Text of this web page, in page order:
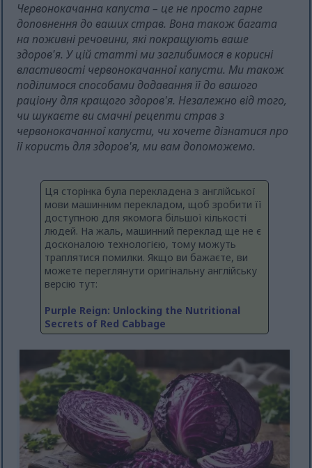
Червонокачанна капуста – це не просто гарне
доповнення до ваших страв. Вона також багата
на поживні речовини, які покращують ваше
здоров'я. У цій статті ми заглибимося в корисні
властивості червонокачанної капусти. Ми також
поділимося способами додавання її до вашого
раціону для кращого здоров'я. Незалежно від того,
чи шукаєте ви смачні рецепти страв з
червонокачанної капусти, чи хочете дізнатися про
її користь для здоров'я, ми вам допоможемо.
Ця сторінка була перекладена з англійської
мови машинним перекладом, щоб зробити її
доступною для якомога більшої кількості
людей. На жаль, машинний переклад ще не є
досконалою технологією, тому можуть
траплятися помилки. Якщо ви бажаєте, ви
можете переглянути оригінальну англійську
версію тут:
Purple Reign: Unlocking the Nutritional
Secrets of Red Cabbage